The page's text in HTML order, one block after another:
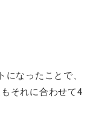
なったことで、
それに合わせて4